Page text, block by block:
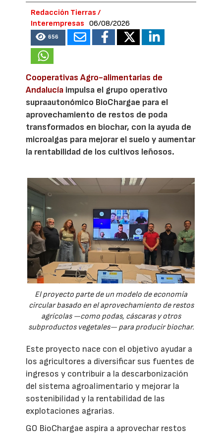
Redacción Tierras /
Interempresas
06/08/2026
656
Cooperativas Agro-alimentarias de
Andalucía impulsa el grupo operativo
supraautonómico BioChargae para el
aprovechamiento de restos de poda
transformados en biochar, con la ayuda de
microalgas para mejorar el suelo y aumentar
la rentabilidad de los cultivos leñosos.
El proyecto parte de un modelo de economía
circular basado en el aprovechamiento de restos
agrícolas —como podas, cáscaras y otros
subproductos vegetales— para producir biochar.
Este proyecto nace con el objetivo ayudar a
los agricultores a diversificar sus fuentes de
ingresos y contribuir a la descarbonización
del sistema agroalimentario y mejorar la
sostenibilidad y la rentabilidad de las
explotaciones agrarias.
GO BioChargae aspira a aprovechar restos